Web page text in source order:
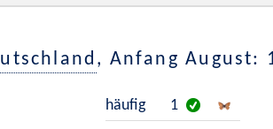
, Anfang August:
häufig 1